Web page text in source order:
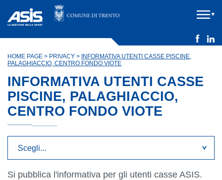
HOME PAGE > PRIVACY > INFORMATIVA UTENTI CASSE PISCINE,
PALAGHIACCIO, CENTRO FONDO VIOTE
INFORMATIVA UTENTI CASSE
PISCINE, PALAGHIACCIO,
CENTRO FONDO VIOTE
Si pubblica l'informativa per gli utenti casse ASIS.